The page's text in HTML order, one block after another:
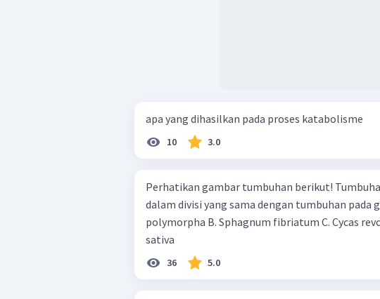
apa yang dihasilkan pada proses katabolisme
10 3.0
Perhatikan gambar tumbuhan berikut!
dalam divisi yang sama dengan tumbuhan pada
polymorpha B. Sphagnum fibriatum C. Cycas
sativa
36 5.0